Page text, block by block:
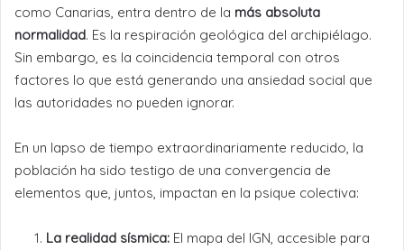
como Canarias, entra dentro de la más absoluta
normalidad. Es la respiración geológica del archipiélago.
Sin embargo, es la coincidencia temporal con otros
factores lo que está generando una ansiedad social que
las autoridades no pueden ignorar.
En un lapso de tiempo extraordinariamente reducido, la
población ha sido testigo de una convergencia de
elementos que, juntos, impactan en la psique colectiva:
La realidad sísmica: El mapa del IGN, accesible para